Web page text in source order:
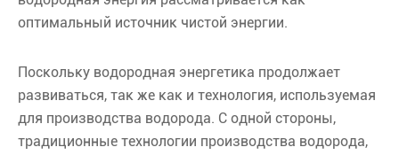
оптимальный источник чистой энергии.
Поскольку водородная энергетика продолжает
развиваться, так же как и технология, используемая
для производства водорода. С одной стороны,
традиционные технологии производства водорода,